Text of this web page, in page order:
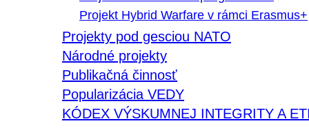
Projekt Hybrid Warfare v rámci Erasmus+
Projekty pod gesciou NATO
Národné projekty
Publikačná činnosť
Popularizácia VEDY
KÓDEX VÝSKUMNEJ INTEGRITY A